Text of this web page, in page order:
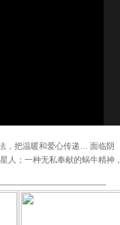
，把温暖和爱心传递… 面临阴
人；一种无私奉献的蜗牛精神，